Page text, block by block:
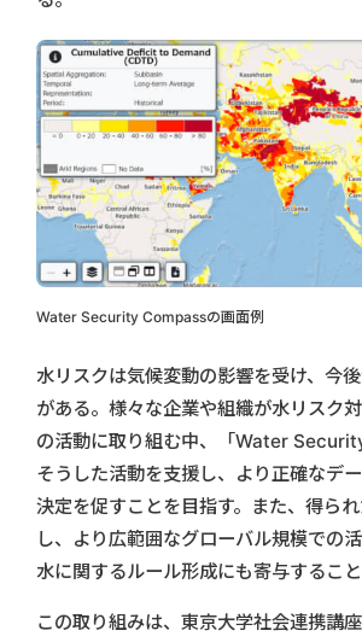
Water Security Compassの画面例
水リスクは気候変動の影響を受け、今
がある。様々な企業や組織が水リスク
の活動に取り組む中、「Water
そうした活動を支援し、より正確なデ
決定を促すことを目指す。また、得ら
し、より広範囲なグローバル規模での
水に関するルール形成にも寄与すること
この取り組みは、東京大学社会連携講